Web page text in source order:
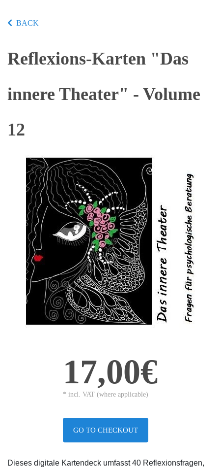
BACK
Reflexions-Karten "Das
innere Theater" - Volume
12
17,00€
* incl. VAT (where applicable)
GO TO CHECKOUT
Dieses digitale Kartendeck umfasst 40 Reflexionsfragen,